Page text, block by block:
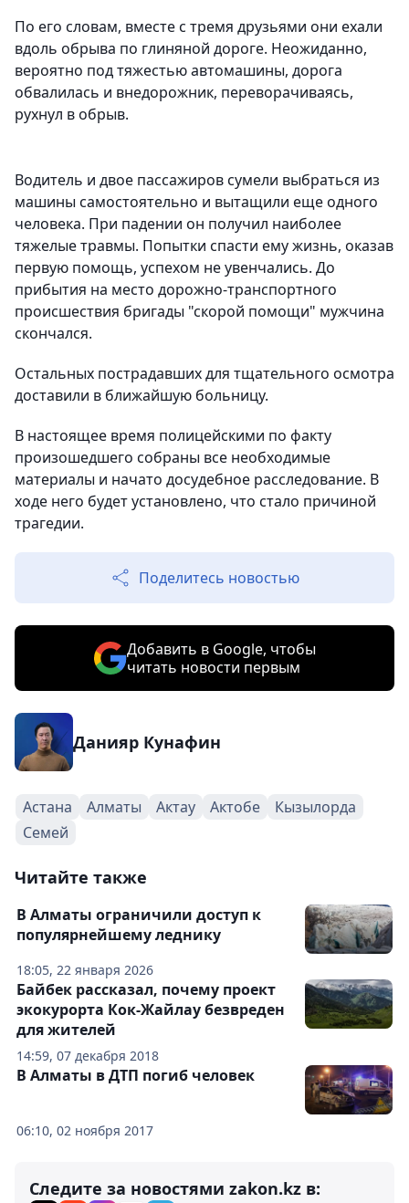
По его словам, вместе с тремя друзьями они ехали
вдоль обрыва по глиняной дороге. Неожиданно,
вероятно под тяжестью автомашины, дорога
обвалилась и внедорожник, переворачиваясь,
рухнул в обрыв.
Водитель и двое пассажиров сумели выбраться из
машины самостоятельно и вытащили еще одного
человека. При падении он получил наиболее
тяжелые травмы. Попытки спасти ему жизнь, оказав
первую помощь, успехом не увенчались. До
прибытия на место дорожно-транспортного
происшествия бригады "скорой помощи" мужчина
скончался.
Остальных пострадавших для тщательного осмотра
доставили в ближайшую больницу.
В настоящее время полицейскими по факту
произошедшего собраны все необходимые
материалы и начато досудебное расследование. В
ходе него будет установлено, что стало причиной
трагедии.
Поделитесь новостью
Добавить в Google, чтобы
читать новости первым
Данияр Кунафин
Астана Алматы Актау Актобе
Кызылорда
Семей
Читайте также
18:05, 22 января 2026
В Алматы ограничили доступ к
популярнейшему леднику
14:59, 07 декабря 2018
Байбек рассказал, почему проект
экокурорта Кок-Жайлау безвреден
для жителей
06:10, 02 ноября 2017
В Алматы в ДТП погиб человек
Следите за новостями zakon.kz в: